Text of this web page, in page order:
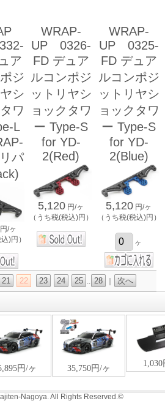
ア
ジ
シ
ワ
L
パ
円/ヶ
)円）
WRAP-
UP 0326-
FD デュア
ルコンポジ
ットリヤシ
ョックタワ
ー Type-S
for YD-
2(Red)
5,120 円/ヶ
（うち税(税込)円）
WRAP-
UP 0325-
FD デュア
ルコンポジ
ットリヤシ
ョックタワ
ー Type-S
for YD-
2(Blue)
5,120 円/ヶ
（うち税(税込)円）
ヶ
21 22 23 24 25 .. 28 次へ
Nagoya. All Rights Reserved.©